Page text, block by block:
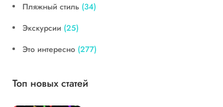
Пляжный стиль (34)
Экскурсии (25)
Это интересно (277)
Топ новых статей